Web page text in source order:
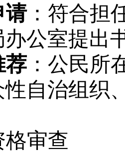
请：符合担
办公室提出
荐 ：公民所
自治组织
格审查